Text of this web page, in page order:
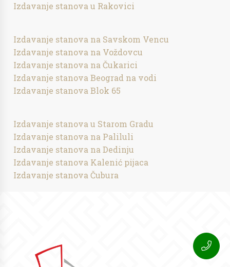
Izdavanje stanova u Rakovici
Izdavanje stanova na Savskom Vencu
Izdavanje stanova na Voždovcu
Izdavanje stanova na Čukarici
Izdavanje stanova Beograd na vodi
Izdavanje stanova Blok 65
Izdavanje stanova u Starom Gradu
Izdavanje stanova na Paliluli
Izdavanje stanova na Dedinju
Izdavanje stanova Kalenić pijaca
Izdavanje stanova Čubura